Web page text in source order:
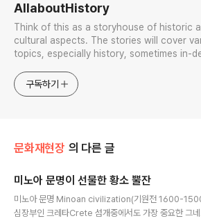
AllaboutHistory
Think of this as a storyhouse of historic
cultural aspects. The stories will cover
topics, especially history, sometimes in-
approach will be to resist any common
generalized viewpoint
구독하기
문화재현장 의 다른 글
미노아 문명이 선물한 황소 뿔잔
미노아 문명 Minoan civilization(기원전 1600-
심장부인 크레타Crete 섬개중에서도 가장 중요한 그네